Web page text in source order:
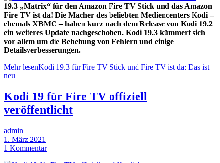
19.3 „Matrix“ für den Amazon Fire TV Stick und das Amazon
Fire TV ist da! Die Macher des beliebten Mediencenters Kodi –
ehemals XBMC – haben kurz nach dem Release von Kodi 19.2
ein weiteres Update nachgeschoben. Kodi 19.3 kümmert sich
vor allem um die Behebung von Fehlern und einige
Detailsverbesserungen.
Mehr lesenKodi 19.3 für Fire TV Stick und Fire TV ist da: Das ist
neu
Kodi 19 für Fire TV offiziell
veröffentlicht
admin
1. März 2021
1 Kommentar